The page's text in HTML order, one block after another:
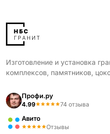
Изготовление и установка
комплексов, памятников,
Профи.ру
4.99 74 отзыва
Авито
Отзывы